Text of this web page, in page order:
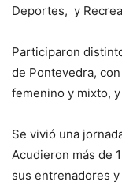
Deportes, y
Participaron
de Pontevedra,
femenino y mixto,
Se vivió una
Acudieron más de
sus entrenadores y